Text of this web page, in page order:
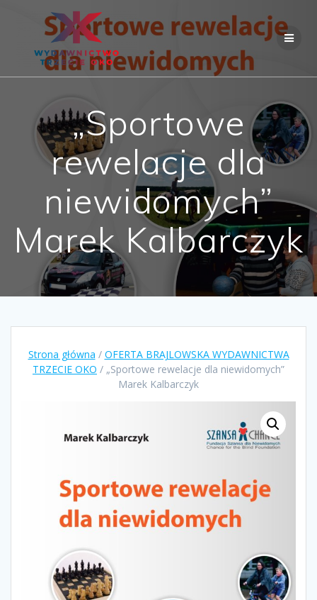
to
content
„Sportowe
rewelacje dla
niewidomych”
Marek Kalbarczyk
Strona główna / OFERTA BRAJLOWSKA WYDAWNICTWA
TRZECIE OKO / „Sportowe rewelacje dla niewidomych”
Marek Kalbarczyk